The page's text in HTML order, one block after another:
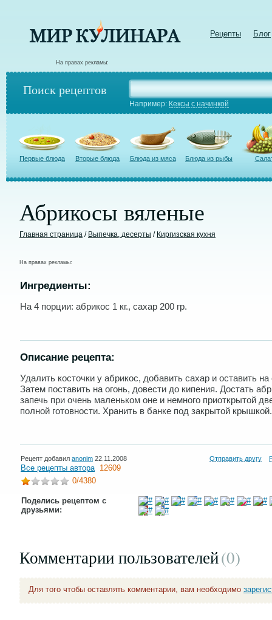
Рецепты Блог
На правах рекламы:
Поиск рецептов
Например: Кексы с начинкой
Первые блюда Вторые блюда Блюда из мяса Блюда из рыбы
Абрикосы вяленые
Главная страница / Выпечка, десерты / Киргизская кухня
На правах рекламы:
Ингредиенты:
На 4 порции: абрикос 1 кг., сахар 200 гр.
Описание рецепта:
Удалить косточки у абрикос, добавить сахар и оставить на
Затем поставить на огонь, довести до кипения. Достать
запечь при очень маленьком оне и немного приоткрытой
полной готовности. Хранить в банке под закрытой крышкой.
Рецепт добавил anonim 22.11.2008 Отправить другу
Все рецепты автора 12609
0/4380
Поделись рецептом с
друзьями:
Комментарии пользователей(0)
Для того чтобы оставлять комментарии, вам необходимо